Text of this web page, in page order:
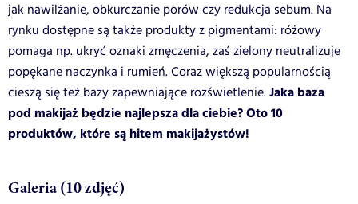
jak nawilżanie, obkurczanie porów czy redukcja sebum. Na
rynku dostępne są także produkty z pigmentami: różowy
pomaga np. ukryć oznaki zmęczenia, zaś zielony neutralizuje
popękane naczynka i rumień. Coraz większą popularnością
cieszą się też bazy zapewniające rozświetlenie.Jaka baza
pod makijaż będzie najlepsza dla ciebie? Oto 10
produktów, które są hitem makijażystów!
Galeria (10 zdjęć)